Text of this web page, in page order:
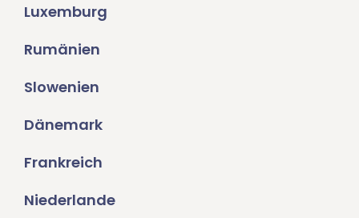
Luxemburg
Rumänien
Slowenien
Dänemark
Frankreich
Niederlande